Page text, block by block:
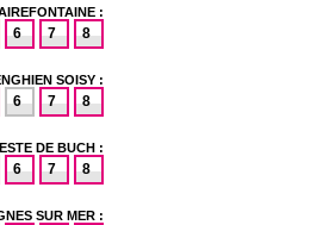
:
8
7
6
SOISY :
8
7
6
DE BUCH :
8
7
6
SUR MER :